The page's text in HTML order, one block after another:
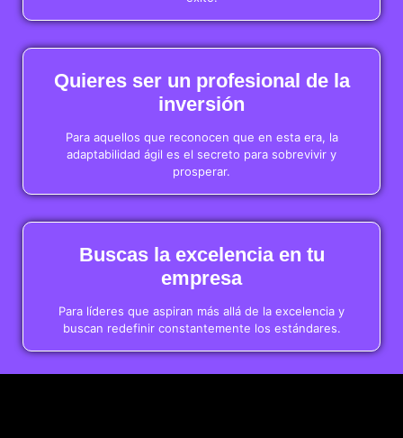
Quieres ser un profesional de la
inversión
Para aquellos que reconocen que en esta era, la
adaptabilidad ágil es el secreto para sobrevivir y
prosperar.
Buscas la excelencia en tu
empresa
Para líderes que aspiran más allá de la excelencia y
buscan redefinir constantemente los estándares.